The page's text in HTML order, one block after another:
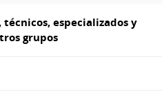
especializados y
grupos